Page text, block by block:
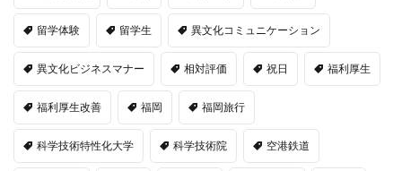
留学体験 留学生 異文化コミュニケーション
異文化ビジネスマナー 相対評価 祝日 福利厚生
福利厚生改善 福岡 福岡旅行
科学技術特性化大学 科学技術院 空港鉄道